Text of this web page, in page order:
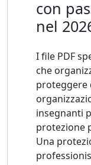
con
nel
I file PDF
che
proteggere
insegnanti
protezione
Una